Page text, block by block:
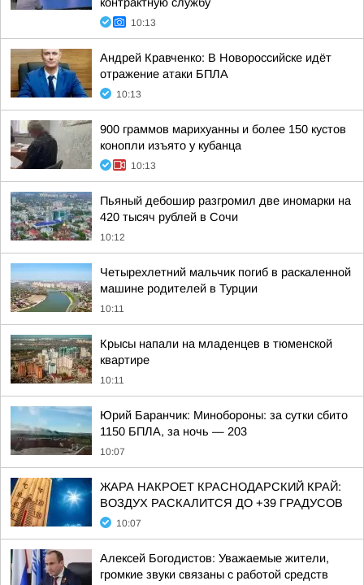
10:13
Андрей Кравченко: В Новороссийске идёт
отражение атаки БПЛА
10:13
900 граммов марихуанны и более 150 кустов
конопли изъято у кубанца
10:13
Пьяный дебошир разгромил две иномарки на
420 тысяч рублей в Сочи
10:12
Четырехлетний мальчик погиб в раскаленной
машине родителей в Турции
10:11
Крысы напали на младенцев в тюменской
квартире
10:11
Юрий Баранчик: Минобороны: за сутки сбито
1150 БПЛА, за ночь — 203
10:07
ЖАРА НАКРОЕТ КРАСНОДАРСКИЙ КРАЙ:
ВОЗДУХ РАСКАЛИТСЯ ДО +39 ГРАДУСОВ
10:07
Алексей Богодистов: Уважаемые жители,
громкие звуки связаны с работой средств